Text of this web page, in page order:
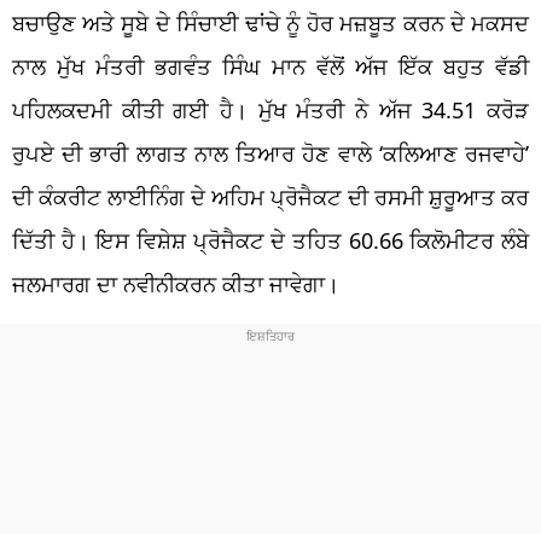
ਬਚਾਉਣ ਅਤੇ ਸੂਬੇ ਦੇ ਸਿੰਚਾਈ ਢਾਂਚੇ ਨੂੰ ਹੋਰ ਮਜ਼ਬੂਤ ਕਰਨ ਦੇ ਮਕਸਦ
ਨਾਲ ਮੁੱਖ ਮੰਤਰੀ ਭਗਵੰਤ ਸਿੰਘ ਮਾਨ ਵੱਲੋਂ ਅੱਜ ਇੱਕ ਬਹੁਤ ਵੱਡੀ
ਪਹਿਲਕਦਮੀ ਕੀਤੀ ਗਈ ਹੈ। ਮੁੱਖ ਮੰਤਰੀ ਨੇ ਅੱਜ 34.51 ਕਰੋੜ
ਰੁਪਏ ਦੀ ਭਾਰੀ ਲਾਗਤ ਨਾਲ ਤਿਆਰ ਹੋਣ ਵਾਲੇ ‘ਕਲਿਆਣ ਰਜਵਾਹੇ’
ਦੀ ਕੰਕਰੀਟ ਲਾਈਨਿੰਗ ਦੇ ਅਹਿਮ ਪ੍ਰੋਜੈਕਟ ਦੀ ਰਸਮੀ ਸ਼ੁਰੂਆਤ ਕਰ
ਦਿੱਤੀ ਹੈ। ਇਸ ਵਿਸ਼ੇਸ਼ ਪ੍ਰੋਜੈਕਟ ਦੇ ਤਹਿਤ 60.66 ਕਿਲੋਮੀਟਰ ਲੰਬੇ
ਜਲਮਾਰਗ ਦਾ ਨਵੀਨੀਕਰਨ ਕੀਤਾ ਜਾਵੇਗਾ।